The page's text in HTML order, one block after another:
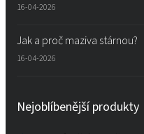
16-04-2026
Jak a proč maziva stárnou?
16-04-2026
Nejoblíbenější produkty